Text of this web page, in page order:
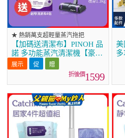
★ 熱銷萬支超輕量蒸汽拖把
【加碼送清潔布】PINOH 品
諾 多功能蒸汽清潔機【豪華
款】PH-S13M
1599
美